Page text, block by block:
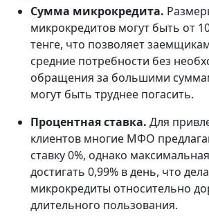
Сумма микрокредита.
микрокредитов могут быть от
тенге, что позволяет
средние потребности без
обращения за большими
могут быть труднее погасить.
Процентная ставка. Для
клиентов многие МФО
ставку 0%, однако
достигать 0,99% в день, что
микрокредиты относительно
длительного пользования.